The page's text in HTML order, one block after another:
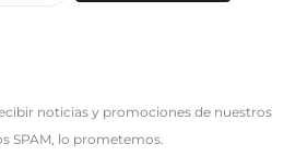
noticias y promociones de nuestros
SPAM, lo prometemos.